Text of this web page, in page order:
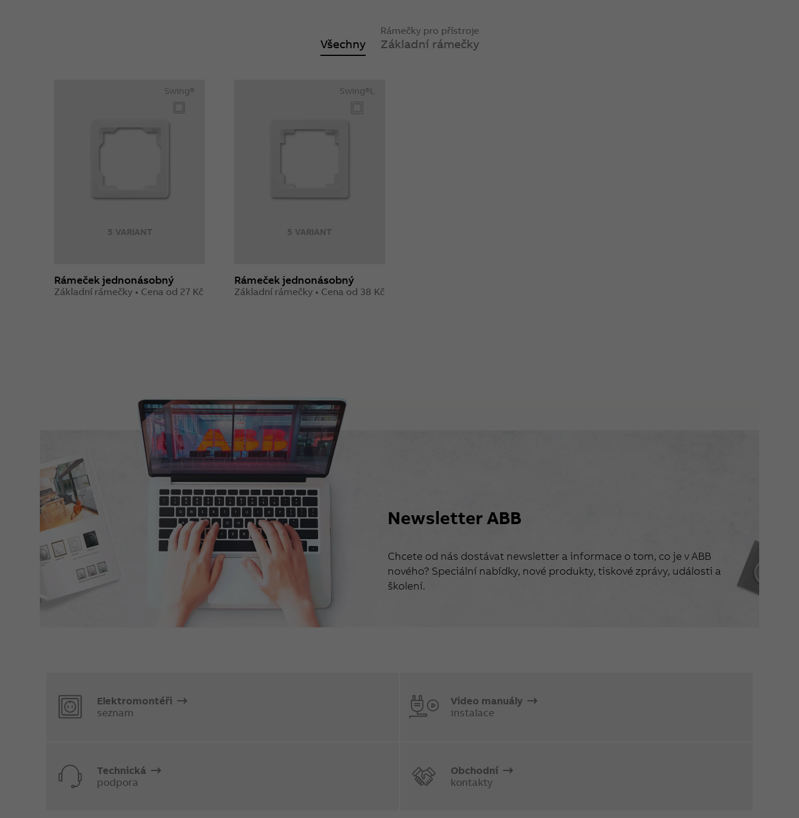
Všechny
Rámečky pro přístroje
Základní rámečky
5 VARIANT
Swing®
Rámeček jednonásobný
Základní rámečky • Cena od 27 Kč
5 VARIANT
Swing®L
Rámeček jednonásobný
Základní rámečky • Cena od 38 Kč
Newsletter ABB
Chcete od nás dostávat newsletter a informace o tom, co je v ABB
nového? Speciální nabídky, nové produkty, tiskové zprávy, události a
školení.
Elektromontéři
seznam
Video manuály
instalace
Technická
podpora
Obchodní
kontakty